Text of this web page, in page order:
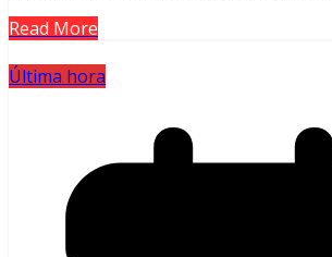
Read More
Última hora